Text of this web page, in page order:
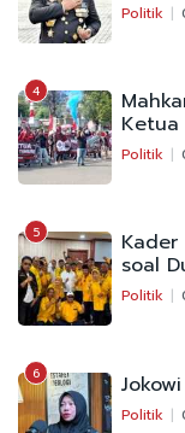
Politik
4
Ketua
Politik
5 Kader
soal
Politik
6
Politik